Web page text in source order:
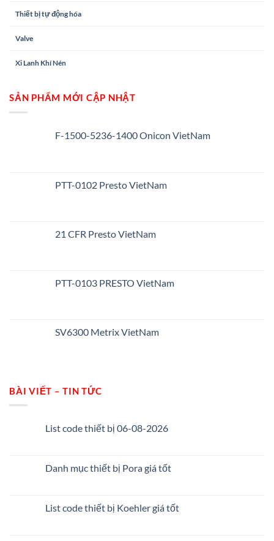
Thiết bị tự động hóa
Valve
Xi Lanh Khí Nén
SẢN PHẨM MỚI CẬP NHẬT
F-1500-5236-1400 Onicon VietNam
PTT-0102 Presto VietNam
21 CFR Presto VietNam
PTT-0103 PRESTO VietNam
SV6300 Metrix VietNam
BÀI VIẾT – TIN TỨC
List code thiết bị 06-08-2026
Danh mục thiết bị Pora giá tốt
List code thiết bị Koehler giá tốt